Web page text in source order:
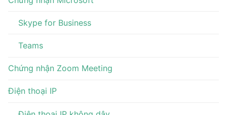
Skype for Business
Teams
Chứng nhận Zoom Meeting
Điện thoại IP